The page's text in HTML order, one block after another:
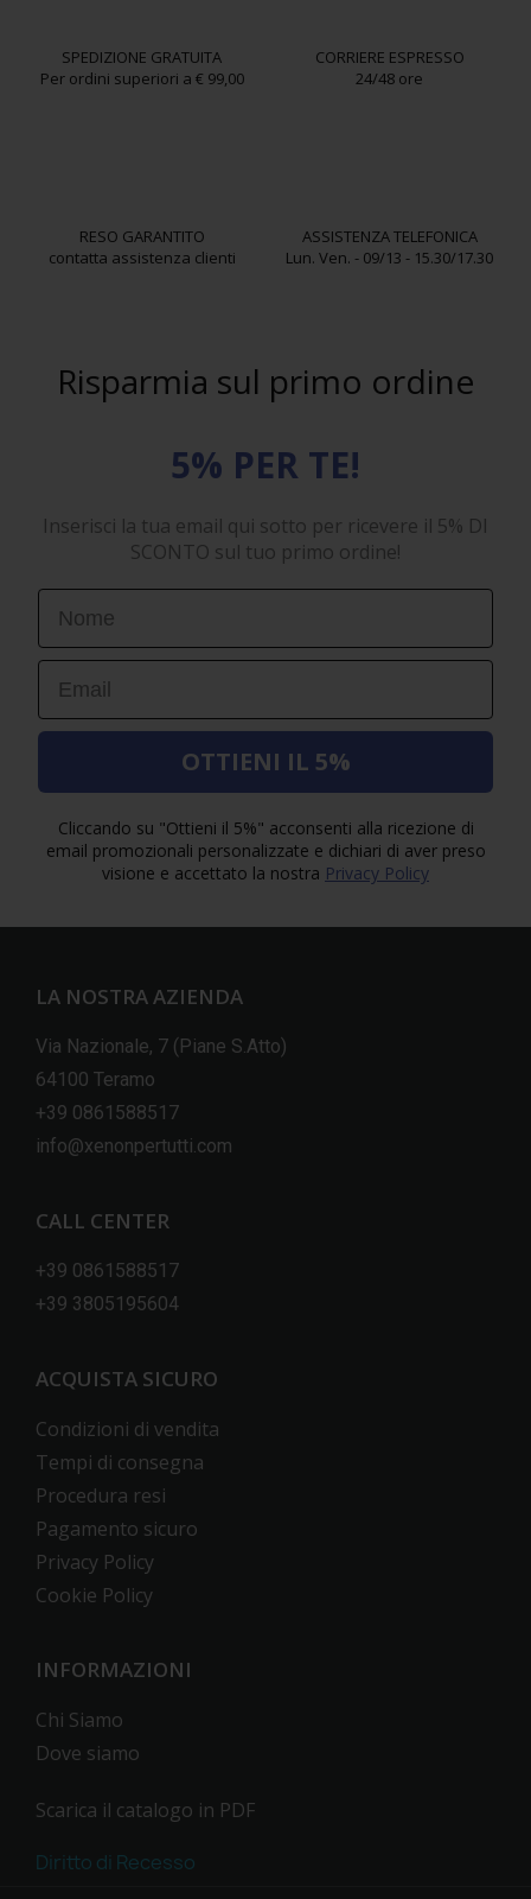
SPEDIZIONE GRATUITA
Per ordini superiori a € 99,00
CORRIERE ESPRESSO
24/48 ore
RESO GARANTITO
contatta assistenza clienti
ASSISTENZA TELEFONICA
Lun. Ven. - 09/13 - 15.30/17.30
Risparmia sul primo ordine
5% PER TE!
Inserisci la tua email qui sotto per ricevere il 5% DI
SCONTO sul tuo primo ordine!
First Name
Email
OTTIENI IL 5%
Cliccando su "Ottieni il 5%" acconsenti alla ricezione di
email promozionali personalizzate e dichiari di aver preso
visione e accettato la nostra Privacy Policy
LA NOSTRA AZIENDA
Via Nazionale, 7 (Piane S.Atto)
64100 Teramo
+39 0861588517
info@xenonpertutti.com
CALL CENTER
+39 0861588517
+39 3805195604
ACQUISTA SICURO
Condizioni di vendita
Tempi di consegna
Procedura resi
Pagamento sicuro
Privacy Policy
Cookie Policy
INFORMAZIONI
Chi Siamo
Dove siamo
Scarica il catalogo in PDF
Diritto di Recesso